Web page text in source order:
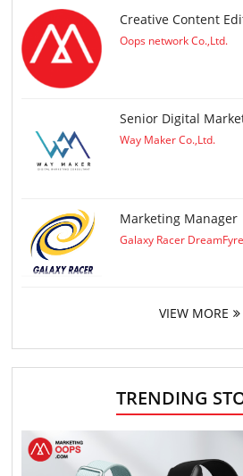
Creative Content
Oops network Co.,Ltd.
Senior Digital
Way Maker Co.,Ltd.
Marketing Manager
Galaxy Racer
VIEW MORE
TRENDING